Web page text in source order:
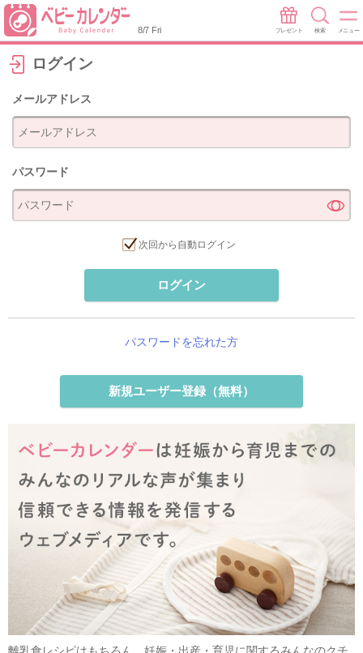
8/7 Fri プレゼント 検索 メニュー
ログイン
メールアドレス
パスワード
次回から自動ログイン
ログイン
パスワードを忘れた方
新規ユーザー登録（無料）